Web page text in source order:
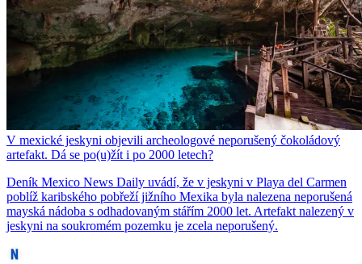
V mexické jeskyni objevili archeologové neporušený čokoládový
artefakt. Dá se po(u)žít i po 2000 letech?
Deník Mexico News Daily uvádí, že v jeskyni v Playa del Carmen
poblíž karibského pobřeží jižního Mexika byla nalezena neporušená
mayská nádoba s odhadovaným stářím 2000 let. Artefakt nalezený v
jeskyni na soukromém pozemku je zcela neporušený.